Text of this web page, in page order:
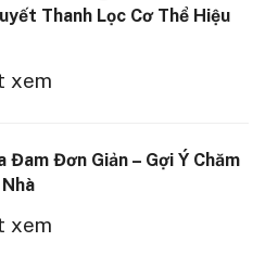
Thanh Lọc Cơ Thể Hiệu
xem
Đam Đơn Giản – Gợi Ý Chăm
xem